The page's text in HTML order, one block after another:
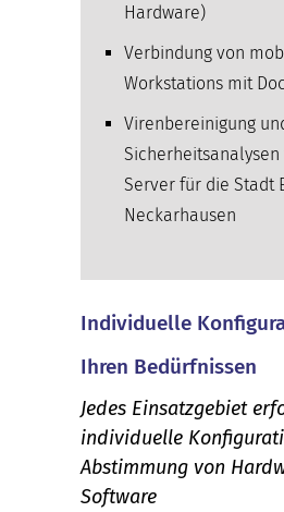
Hardware)
Verbindung von
Workstations mit
Virenbereinigung
Sicherheitsanalysen
Server für die Stadt
Neckarhausen
Individuelle
Ihren Bedürfnissen
Jedes Einsatzgebiet
individuelle
Abstimmung von
Software